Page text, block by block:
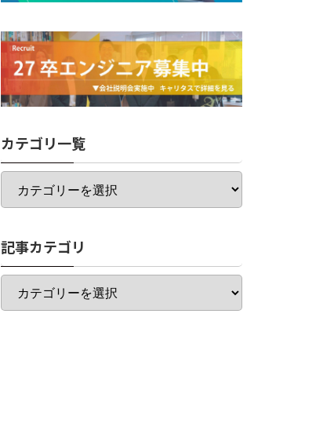
カテゴリ一覧
カ
ゴ
一
覧
記事カテゴリ
記
カ